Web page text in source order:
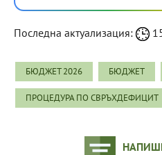
Последна актуализация:
БЮДЖЕТ 2026 БЮДЖЕТ
ПРОЦЕДУРА ПО СВРЪХДЕФИЦИТ